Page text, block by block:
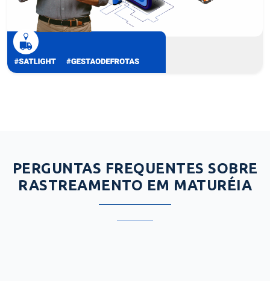
PERGUNTAS FREQUENTES SOBRE
RASTREAMENTO EM MATURÉIA